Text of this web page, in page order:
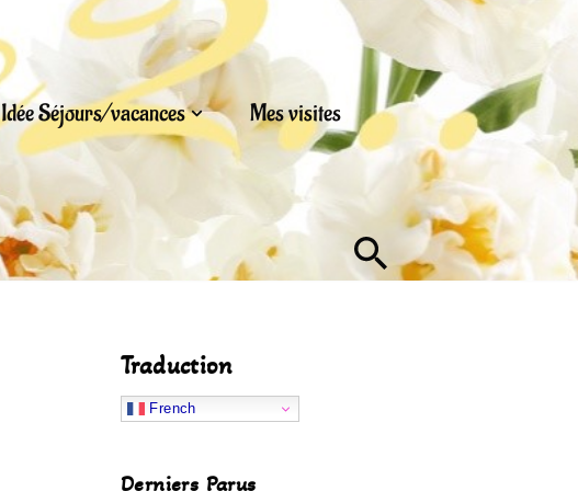
Idée Séjours/vacances Mes visites
Traduction
French
Derniers Parus